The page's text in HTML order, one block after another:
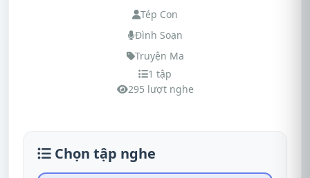
Tép Con
Đình Soạn
Truyện Ma
1 tập
295 lượt nghe
Chọn tập nghe